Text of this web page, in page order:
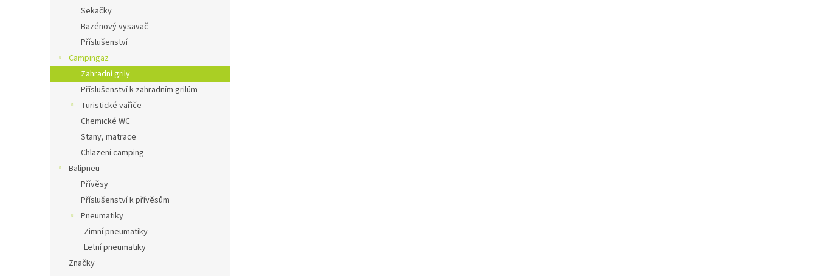
Sekačky
Bazénový vysavač
Příslušenství
Campingaz
Zahradní grily
Příslušenství k zahradním grilům
Turistické vařiče
Chemické WC
Stany, matrace
Chlazení camping
Balipneu
Přívěsy
Příslušenství k přívěsům
Pneumatiky
Zimní pneumatiky
Letní pneumatiky
Značky